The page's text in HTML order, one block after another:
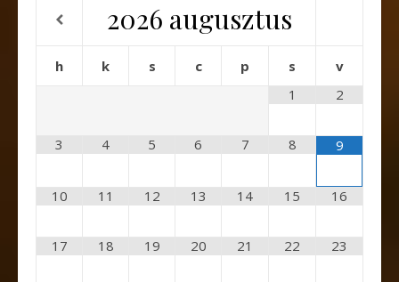
2026 augusztus
h k s c p s
v
1
2
3 4 5 6 7 8 9
10 11 12 13 14 15 16
17 18 19 20 21 22 23